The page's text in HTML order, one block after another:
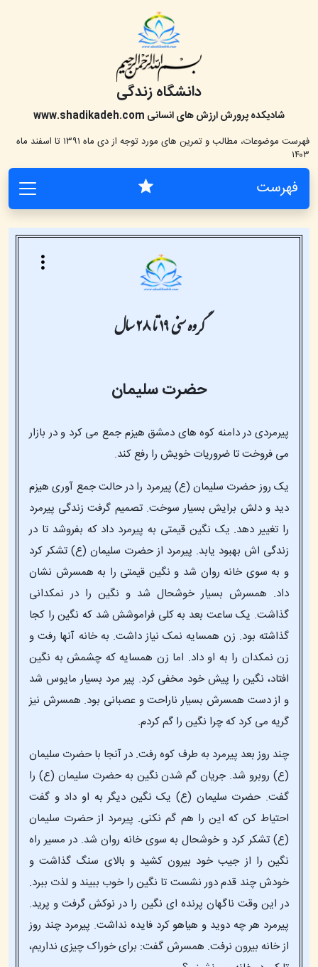
دانشگاه زندگی
شادیکده پرورش ارزش های انسانی www.shadikadeh.com
فهرست موضوعات، مطالب و تمرین های مورد توجه از دی ماه ۱۳۹۱ تا اسفند ماه
۱۴۰۳
فهرست
گروه سنی ۱۹ تا ۲۸ سال
حضرت سلیمان
پیرمردی در دامنه کوه های دمشق هیزم جمع می کرد و در بازار
می فروخت تا ضروریات خویش را رفع کند.
یک روز حضرت سلیمان (ع) پیرمرد را در حالت جمع آوری هیزم
دید و دلش برایش بسیار سوخت. تصمیم گرفت زندگی پیرمرد
را تغییر دهد. یک نگین قیمتی به پیرمرد داد که بفروشد تا در
زندگی اش بهبود یابد. پیرمرد از حضرت سلیمان (ع) تشکر کرد
و به سوی خانه روان شد و نگین قیمتی را به همسرش نشان
داد. همسرش بسیار خوشحال شد و نگین را در نمکدانی
گذاشت. یک ساعت بعد به کلی فراموشش شد که نگین را کجا
گذاشته بود. زن همسایه نمک نیاز داشت. به خانه آنها رفت و
زن نمکدان را به او داد. اما زن همسایه که چشمش به نگین
افتاد، نگین را پیش خود مخفی کرد. پیر مرد بسیار مایوس شد
و از دست همسرش بسیار ناراحت و عصبانی بود. همسرش نیز
گریه می کرد که چرا نگین را گم کردم.
چند روز بعد پیرمرد به طرف کوه رفت. در آنجا با حضرت سلیمان
(ع) روبرو شد. جریان گم شدن نگین به حضرت سلیمان (ع) را
گفت. حضرت سلیمان (ع) یک نگین دیگر به او داد و گفت
احتیاط کن که این را هم گم نکنی. پیرمرد از حضرت سلیمان
(ع) تشکر کرد و خوشحال به سوی خانه روان شد. در مسیر راه
نگین را از جیب خود بیرون کشید و بالای سنگ گذاشت و
خودش چند قدم دور نشست تا نگین را خوب ببیند و لذت ببرد.
در این وقت ناگهان پرنده ای نگین را در نوکش گرفت و پرید.
پیرمرد هر چه دوید و هیاهو کرد فایده نداشت. پیرمرد چند روز
از خانه بیرون نرفت. همسرش گفت: برای خوراک چیزی نداریم،